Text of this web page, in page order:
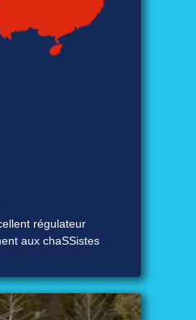
régulateur
aux chaSSistes